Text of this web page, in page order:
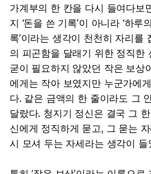
가계부의 한 칸을 다시 들여다보
지 ‘돈을 쓴 기록’이 아니라 ‘하
록’이라는 생각이 천천히 자리를
의 피곤함을 달래기 위한 정직한
굳이 필요하지 않았던 작은 보상
에게는 작아 보였지만 누군가에
다. 같은 금액의 한 줄이라도 그
달랐다. 청지기 정신은 결국 그
신에게 정직하게 묻고, 그 묻는
시 모셔 두는 자세라는 생각이 들